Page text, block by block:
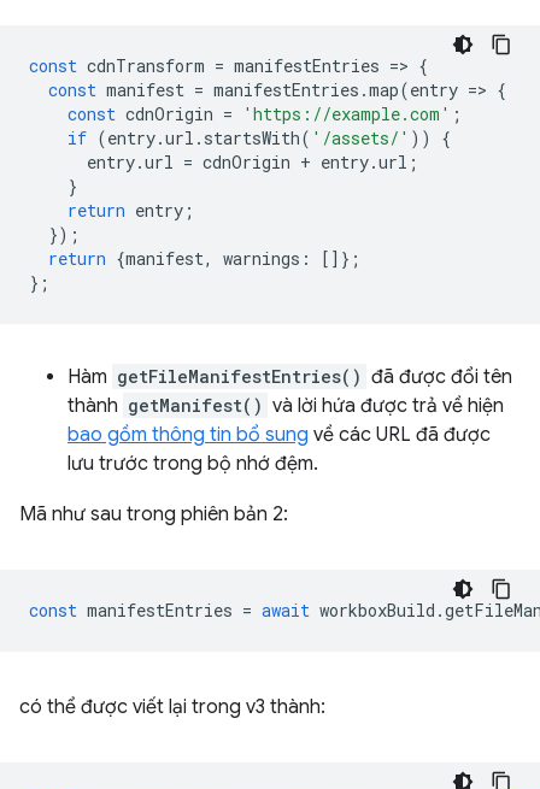
const cdnTransform = manifestEntries => {
const manifest = manifestEntries .map(entry => {
const cdnOrigin = 'https://example.com' ;
if (entry.url . startsWith( '/assets/' ))
{
entry.url = cdnOrigin + entry.url ;
}
return entry ;
});
return {manifest, warnings :
[]};
};
Hàm getFileManifestEntries() đã được đổi tên
thành getManifest() và lời hứa được trả về hiện
bao gồm thông tin bổ sung về các URL đã được
lưu trước trong bộ nhớ đệm.
Mã như sau trong phiên bản 2:
const manifestEntries = await workboxBuild .
có thể được viết lại trong v3 thành: